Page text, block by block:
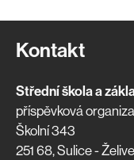
Kontakt
Střední škola a
příspěvková
Školní 343
251 68, Sulice -